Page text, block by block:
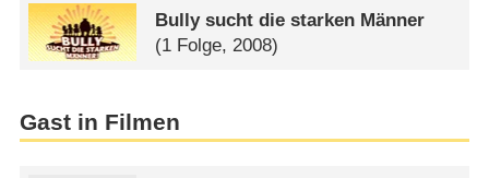
Bully sucht die starken Männer
(1 Folge, 2008)
Gast in Filmen